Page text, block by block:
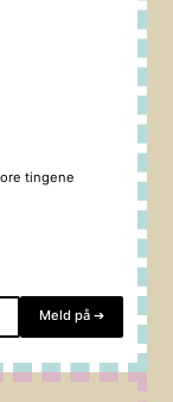
tingene
Meld på ➔